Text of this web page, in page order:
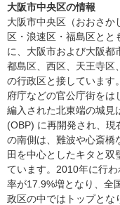
大阪市中央区の情報
大阪市中央区（おおさか
区・浪速区・福島区とと
に、大阪市および大阪都
都島区、西区、天王寺区
の行政区と接しています
府庁などの官公庁街をは
編入された北東端の城見
(OBP) に再開発され、
の南側は、難波や心斎橋
田を中心としたキタと双
ています。2010年に行
率が17.9%増となり、全
政区の中ではトップとな